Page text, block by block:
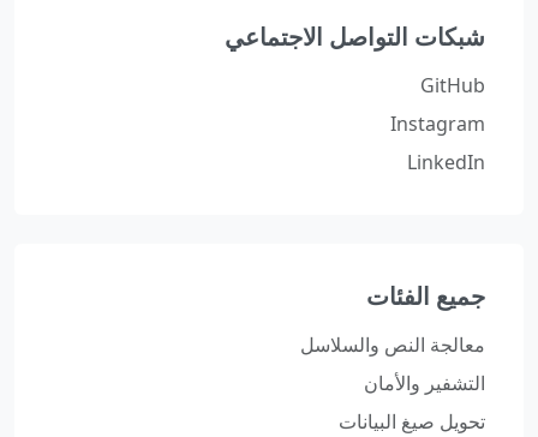
شبكات التواصل الاجتماعي
GitHub
Instagram
LinkedIn
جميع الفئات
معالجة النص والسلاسل
التشفير والأمان
تحويل صيغ البيانات